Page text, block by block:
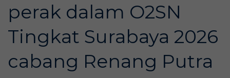
perak dalam O2SN
Tingkat Surabaya 2026
cabang Renang Putra